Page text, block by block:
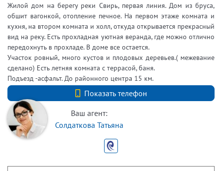
Жилой дом на берегу реки Свирь, первая линия. Дом из бруса,
обшит вагонкой, отопление печное. На первом этаже комната и
кухня, на втором комната и холл, откуда открывается прекрасный
вид на реку. Есть прохладная уютная веранда, где можно отлично
передохнуть в прохладе. В доме все остается.
Участок ровный, много кустов и плодовых деревьев.( межевание
сделано) Есть летняя комната с террасой, баня.
Подъезд -асфальт. До районного центра 15 км.
Показать телефон
+7 (812) 740-70-40
Ваш агент:
Солдаткова Татьяна